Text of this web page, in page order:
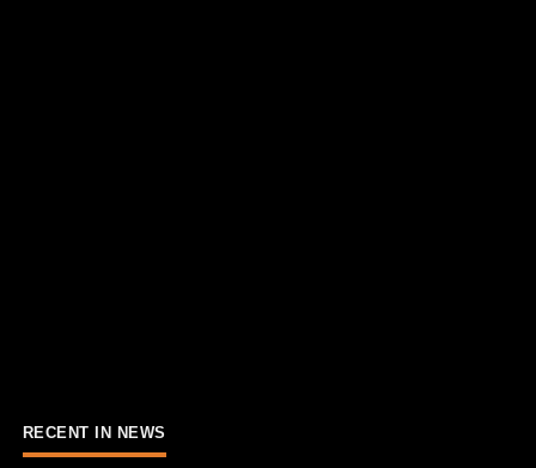
RECENT IN NEWS